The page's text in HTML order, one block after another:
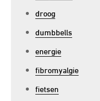
droog
dumbbells
energie
fibromyalgie
fietsen